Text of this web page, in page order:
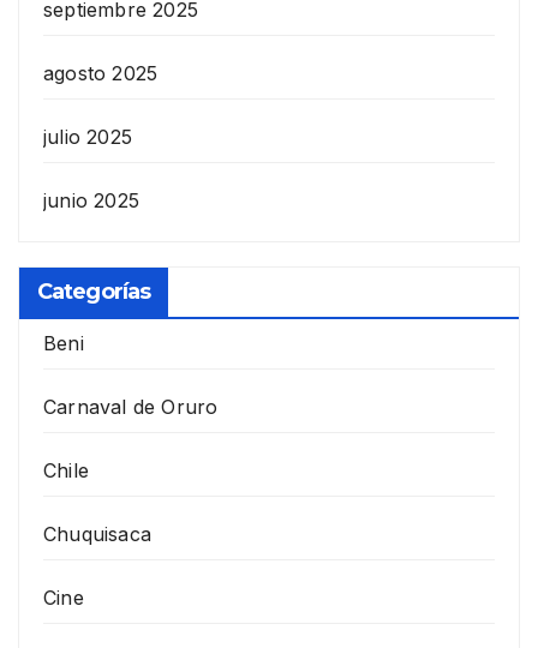
septiembre 2025
agosto 2025
julio 2025
junio 2025
Categorías
Beni
Carnaval de Oruro
Chile
Chuquisaca
Cine